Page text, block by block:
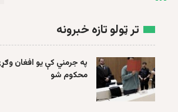
تر ټولو تازه خبرونه
په جرمني کې یو افغان
محکوم شو